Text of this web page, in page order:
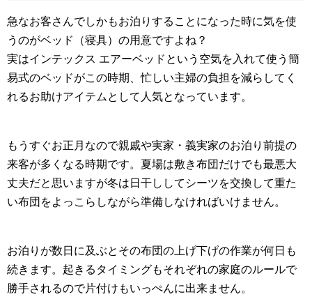
急なお客さんでしかもお泊りすることになった時に気を使
うのがベッド（寝具）の用意ですよね？
実はインテックス エアーベッドという空気を入れて使う簡
易式のベッドがこの時期、忙しい主婦の負担を減らしてく
れるお助けアイテムとして人気となっています。
もうすぐお正月なので親戚や実家・義実家のお泊り前提の
来客が多くなる時期です。夏場は敷き布団だけでも最悪大
丈夫だと思いますが冬は日干ししてシーツを交換して重た
い布団をよっこらしながら準備しなければいけません。
お泊りが数日に及ぶとその布団の上げ下げの作業が何日も
続きます。起きるタイミングもそれぞれの家庭のルールで
勝手されるので片付けもいっぺんに出来ません。